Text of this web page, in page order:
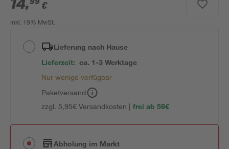
14, €
inkl. 19% MwSt.
Lieferung nach Hause
Lieferzeit: ca. 1-3 Werktage
Nur wenige verfügbar
Paketversand
zzgl. 5,95€ Versandkosten | frei ab 59€
Abholung im Markt